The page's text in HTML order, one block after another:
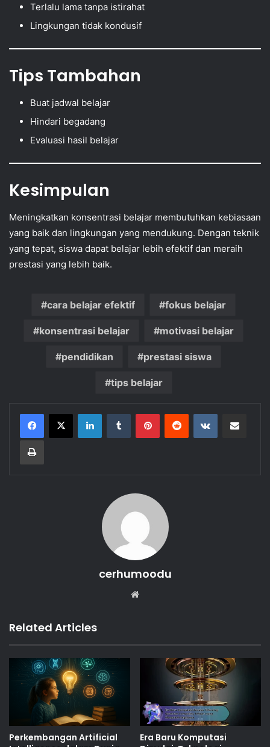
Terlalu lama tanpa istirahat
Lingkungan tidak kondusif
Tips Tambahan
Buat jadwal belajar
Hindari begadang
Evaluasi hasil belajar
Kesimpulan
Meningkatkan konsentrasi belajar membutuhkan kebiasaan
yang baik dan lingkungan yang mendukung. Dengan teknik
yang tepat, siswa dapat belajar lebih efektif dan meraih
prestasi yang lebih baik.
cara belajar efektif fokus belajar
konsentrasi belajar motivasi belajar
pendidikan prestasi siswa
tips belajar
LinkedInTumblr PinterestReddit VKontakte
Print
cerhumoodu
Related Articles
Perkembangan Artificial
Era Baru Komputasi